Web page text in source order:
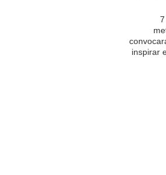
inspirar